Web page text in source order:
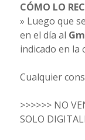
CÓMO LO
» Luego que
en el día al
indicado en la
Cualquier
>>>>>> NO
SOLO